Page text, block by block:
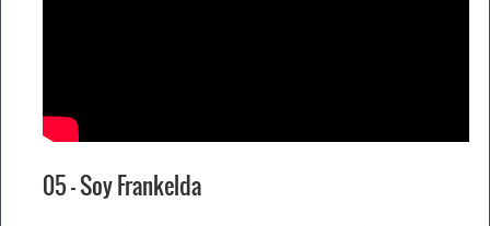
05 – Soy Frankelda